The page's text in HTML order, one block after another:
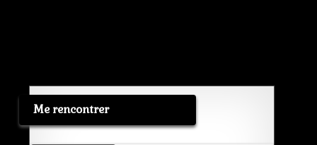
Me rencontrer